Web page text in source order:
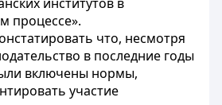
процессе».
что, несмотря
в последние годы
включены нормы,
участие